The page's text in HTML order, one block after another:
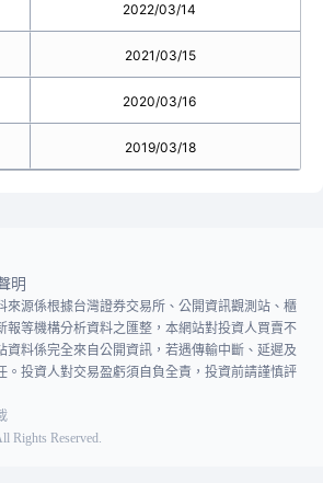
2022/03/14
2021/03/15
2020/03/16
2019/03/18
明
來源係根據台灣證券交易所、公開資訊觀測站、櫃
報等機構分析資料之匯整，本網站對投資人買賣不
資料係完全來自公開資訊，若遇傳輸中斷、延遲及
。投資人對交易盈虧須自負全責，投資前請謹慎評
Rights Reserved.